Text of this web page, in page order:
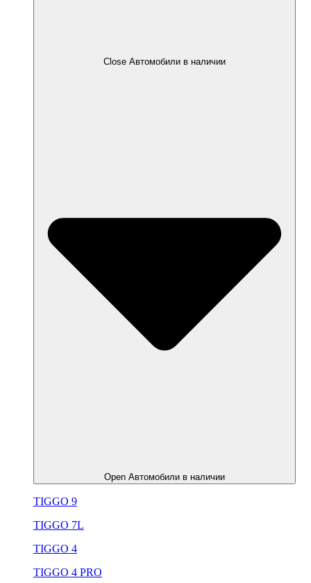
Close Автомобили в наличии
Open Автомобили в наличии
TIGGO 9
TIGGO 7L
TIGGO 4
TIGGO 4 PRO